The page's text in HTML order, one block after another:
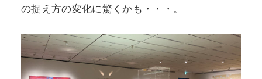
の捉え方の変化に驚くかも・・・。